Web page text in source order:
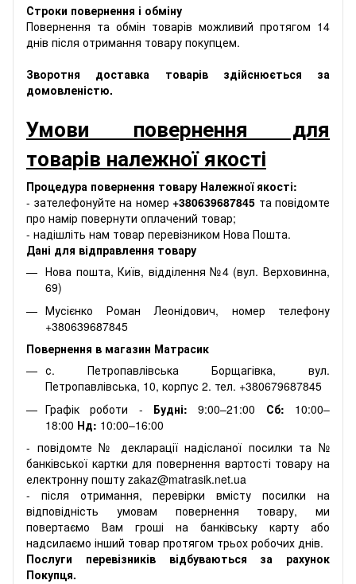
Строки повернення і обміну
Повернення та обмін товарів можливий протягом 14
днів після отримання товару покупцем.
Зворотня доставка товарів здійснюється за
домовленістю.
Умови повернення для
товарів належної якості
Процедура повернення товару Належної якості:
- зателефонуйте на номер +380639687845 та повідомте
про намір повернути оплачений товар;
- надішліть нам товар перевізником Нова Пошта.
Дані для відправлення товару
Нова пошта, Київ, відділення №4 (вул. Верховинна,
69)
Мусієнко Роман Леонідович, номер телефону
+380639687845
Повернення в магазин Матрасик
с. Петропавлівська Борщагівка, вул.
Петропавлівська, 10, корпус 2. тел. +380679687845
Графік роботи - Будні: 9:00–21:00 Сб: 10:00–
18:00 Нд: 10:00–16:00
- повідомте № декларації надісланої посилки та №
банківської картки для повернення вартості товару на
електронну пошту zakaz@matrasik.net.ua
- після отримання, перевірки вмісту посилки на
відповідність умовам повернення товару, ми
повертаємо Вам гроші на банківську карту або
надсилаємо інший товар протягом трьох робочих днів.
Послуги перевізників відбуваються за рахунок
Покупця.